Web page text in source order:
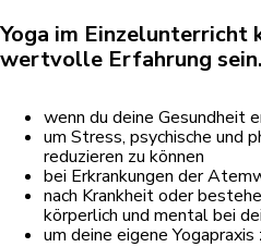
Yoga im Einzelunterricht
wertvolle Erfahrung
wenn du deine Gesundheit
um Stress, psychische und
reduzieren zu können
bei Erkrankungen der
nach Krankheit oder
körperlich und mental bei
um deine eigene